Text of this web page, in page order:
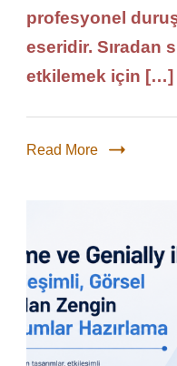
profesyonel
eseridir. Sıradan
etkilemek için […]
Read More